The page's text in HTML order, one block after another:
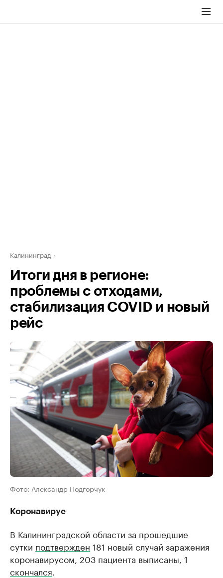
Калининград
Итоги дня в регионе:
проблемы с отходами,
стабилизация COVID и новый
рейс
Фото: Александр Подгорчук
Коронавирус
В Калининградской области за прошедшие
сутки подтвержден 181 новый случай заражения
коронавирусом, 203 пациента выписаны, 1
скончался